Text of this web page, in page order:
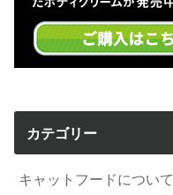
カテゴリー
キャットフードについて